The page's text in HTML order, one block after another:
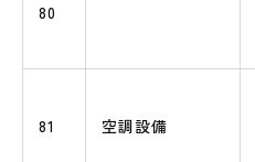
80
81 空調設備